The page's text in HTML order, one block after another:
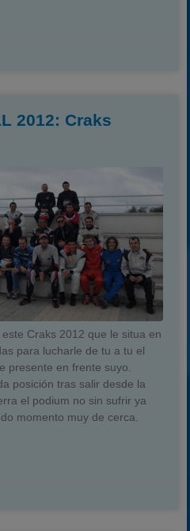
2012: Craks
Craks 2012 que le situa en
para lucharle de tu a tu el
presente en frente suyo.
posición tras salir desde la
el podium no sin sufrir ya
momento muy de cerca.